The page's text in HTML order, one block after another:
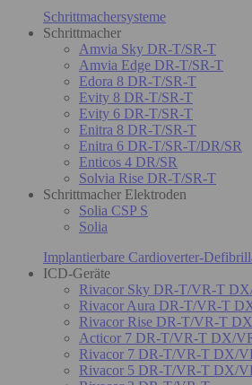
Schrittmachersysteme
Schrittmacher
Amvia Sky DR-T/SR-T
Amvia Edge DR-T/SR-T
Edora 8 DR-T/SR-T
Evity 8 DR-T/SR-T
Evity 6 DR-T/SR-T
Enitra 8 DR-T/SR-T
Enitra 6 DR-T/SR-T/DR/SR
Enticos 4 DR/SR
Solvia Rise DR-T/SR-T
Schrittmacher Elektroden
Solia CSP S
Solia
Implantierbare Cardioverter-
ICD-Geräte
Rivacor Sky DR-T/VR-T
Rivacor Aura DR-T/VR-T
Rivacor Rise DR-T/VR-T
Acticor 7 DR-T/VR-T DX/
Rivacor 7 DR-T/VR-T DX/
Rivacor 5 DR-T/VR-T DX/